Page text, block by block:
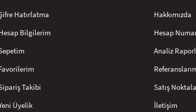
Hatırlatma
Bilgilerim
Takibi
Üyelik
Hakkımızda
Hesap
Analiz
Satış
İletişim